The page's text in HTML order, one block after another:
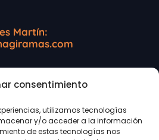
consentimiento
utilizamos tecnologías
y/o acceder a la información
de estas tecnologías nos
Martín:
de datos